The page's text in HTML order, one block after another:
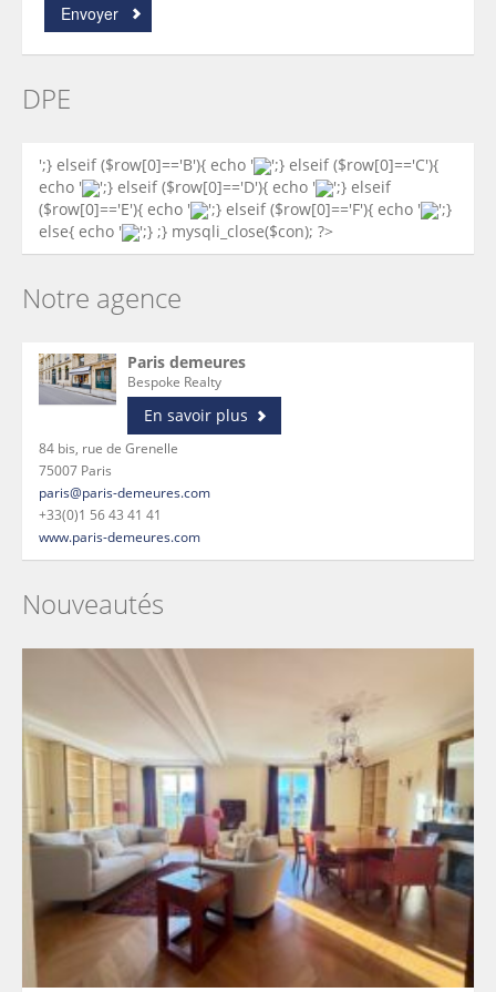
Envoyer
DPE
';} elseif ($row[0]=='B'){ echo '
';} elseif ($row[0]=='C'){
echo '
';} elseif ($row[0]=='D'){ echo '
';} elseif
($row[0]=='E'){ echo '
';} elseif ($row[0]=='F'){ echo '
';}
else{ echo '
';} ;} mysqli_close($con); ?>
Notre agence
Paris demeures
Bespoke Realty
En savoir plus
84 bis, rue de Grenelle
75007 Paris
paris@paris-demeures.com
+33(0)1 56 43 41 41
www.paris-demeures.com
Nouveautés